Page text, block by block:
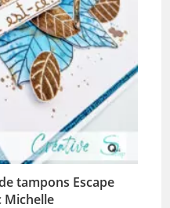
tampons Escape
Michelle